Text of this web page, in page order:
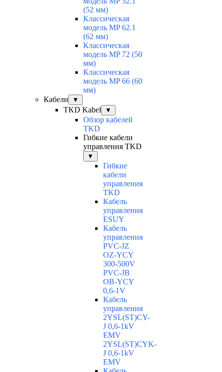
(52 мм)
Классическая
модель MP 62.1
(62 мм)
Классическая
модель MP 72 (50
мм)
Классическая
модель MP 66 (60
мм)
Кабели
▼
TKD Kabel ▼
Обзор кабелей
TKD
Гибкие кабели
управления TKD
▼
Гибкие
кабели
управления
TKD
Кабель
управления
ESUY
Кабель
управления
PVC-JZ
OZ-YCY
300-500V
PVC-JB
OB-YCY
0,6-1V
Кабель
управления
2YSL(ST)CY-
J 0,6-1kV
EMV
2YSL(ST)CYK-
J 0,6-1kV
EMV